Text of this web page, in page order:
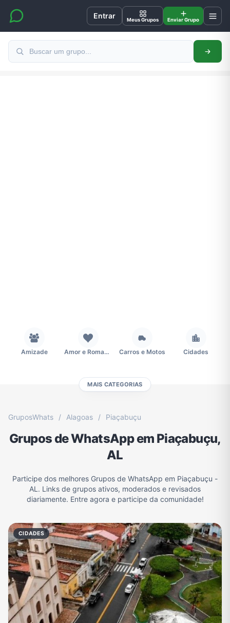
Entrar Meus Grupos Enviar Grupo
Amizade Amor e Romance Carros e Motos Cidades
Esportes Eventos Fãs Figurinhas e Stickers
Filmes e Séries Frases e Mensagens Futebol Games e Jogos
Ganhar Dinheiro Imobiliária Memes, Engraçados e Zoeira Moda e Beleza
Música Namoro Notícias Outros
Política Profissões Receitas Redes Sociais
MAIS CATEGORIAS
GruposWhats / Alagoas / Piaçabuçu
Grupos de WhatsApp em Piaçabuçu,
AL
Participe dos melhores Grupos de WhatsApp em Piaçabuçu -
AL. Links de grupos ativos, moderados e revisados
diariamente. Entre agora e participe da comunidade!
CIDADES